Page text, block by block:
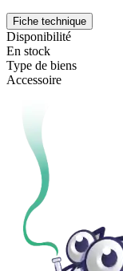
Fiche technique
Disponibilité
En stock
Type de biens
Accessoire